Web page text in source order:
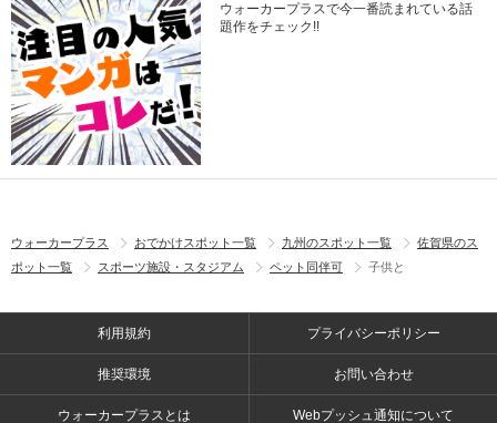
ウォーカープラスで今一番読まれている話
題作をチェック!!
ウォーカープラス おでかけスポット一覧 九州のスポット一覧
佐賀県のス
ポット一覧
スポーツ施設・スタジアム ペット同伴可 子供と
利用規約 プライバシーポリシー
推奨環境 お問い合わせ
ウォーカープラスとは Webプッシュ通知について